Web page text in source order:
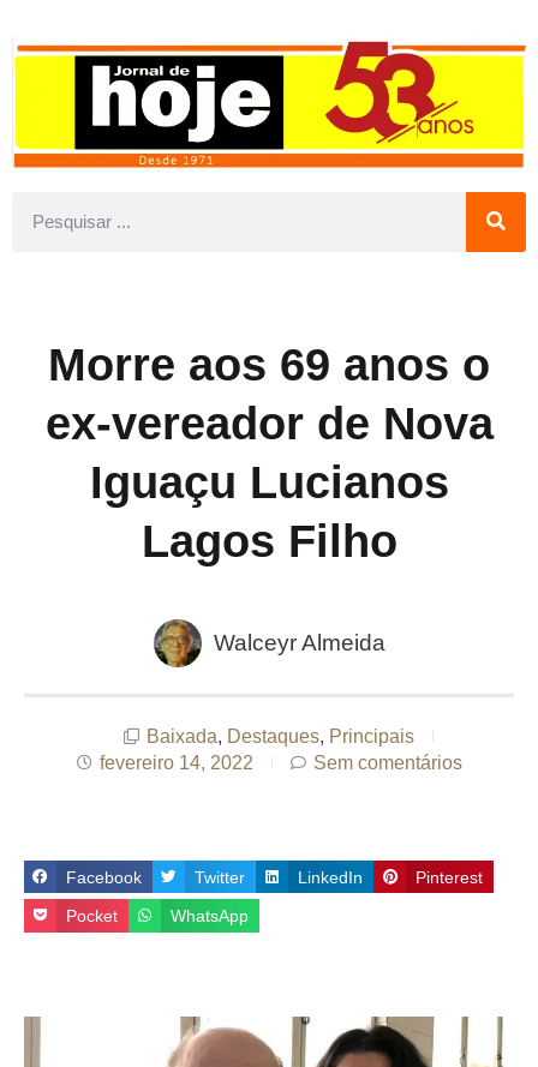
Morre aos 69 anos o
ex-vereador de Nova
Iguaçu Lucianos
Lagos Filho
Walceyr Almeida
Baixada, Destaques, Principais
fevereiro 14, 2022
Sem comentários
Facebook Twitter LinkedIn Pinterest
Pocket WhatsApp